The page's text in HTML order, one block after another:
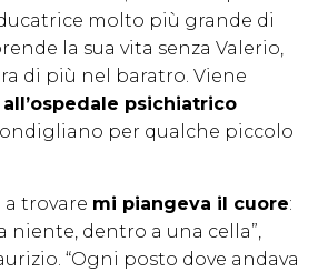
molto più grande di
la sua vita senza Valerio,
di più nel baratro. Viene
all’ospedale psichiatrico
per qualche piccolo
a trovare mi piangeva il cuore:
niente, dentro a una cella”,
“Ogni posto dove andava